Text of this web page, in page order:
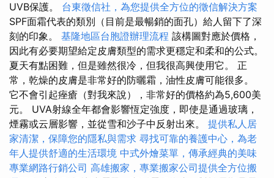
UVB保護。 台東徵信社，為您提供全方位的徵信解決方案
SPF面霜代表的類別（目前是最暢銷的面孔）給人留下了深
刻的印象。 基隆地區台胞證辦理流程 該構圖對應於價格，
因此有必要期望給定皮膚類型的需求更穩定和柔和的公式。
夏天有點困難，但是雖然很冷，但我很高興使用它。 正
常，乾燥的皮膚是非常好的防曬霜，油性皮膚可能很多。
它不會引起痤瘡（對我來說），非常好的價格約為5,600美
元。 UVA射線全年都會影響恆定強度，即使是通過玻璃，
煙霧或云層影響，並從雪和沙子中反射出來。 提供私人居
家清潔，保障您的隱私與需求 尋找可靠的養護中心，為老
年人提供舒適的生活環境 中式外燴菜單，傳承經典的美味
專業網路行銷公司 高雄搬家，專業搬家公司提供全方位搬